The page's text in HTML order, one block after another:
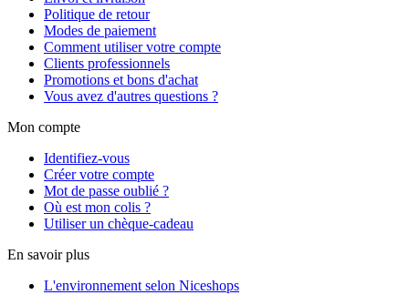
Politique de retour
Modes de paiement
Comment utiliser votre compte
Clients professionnels
Promotions et bons d'achat
Vous avez d'autres questions ?
Mon compte
Identifiez-vous
Créer votre compte
Mot de passe oublié ?
Où est mon colis ?
Utiliser un chèque-cadeau
En savoir plus
L'environnement selon Niceshops